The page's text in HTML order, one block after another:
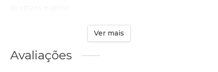
Ver mais
Avaliações